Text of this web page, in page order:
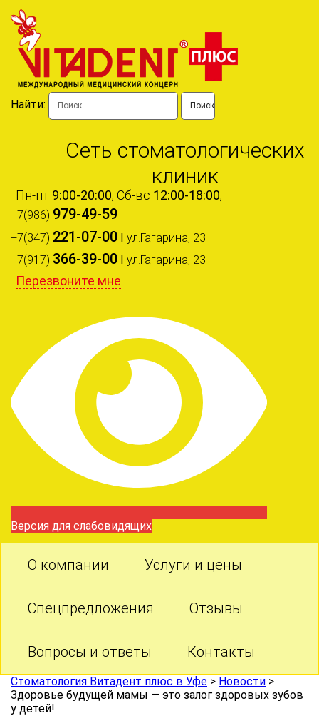
Найти:
Сеть стоматологических
клиник
Пн-пт 9:00-20:00, Сб-вс 12:00-18:00,
+7(986) 979-49-59
+7(347) 221-07-00 I ул.Гагарина, 23
+7(917) 366-39-00 I ул.Гагарина, 23
Перезвоните мне
Версия для слабовидящих
О компании Услуги и цены
Спецпредложения Отзывы
Вопросы и ответы Контакты
Стоматология Витадент плюс в Уфе > Новости >
Здоровье будущей мамы — это залог здоровых зубов
у детей!